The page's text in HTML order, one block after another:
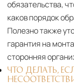
обязательства,
каков порядок
Полезно также
гарантия на
сторонняя
ЧТО ДЕЛАТЬ,